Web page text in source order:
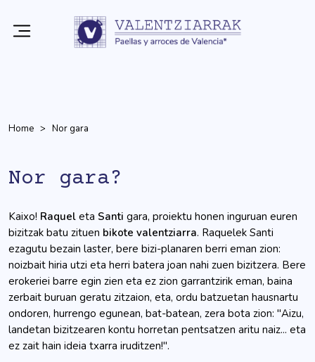
Home Nor gara
Nor gara?
Kaixo! Raquel eta Santi gara, proiektu honen inguruan euren
bizitzak batu zituen bikote valentziarra. Raquelek Santi
ezagutu bezain laster, bere bizi-planaren berri eman zion:
noizbait hiria utzi eta herri batera joan nahi zuen bizitzera. Bere
erokeriei barre egin zien eta ez zion garrantzirik eman, baina
zerbait buruan geratu zitzaion, eta, ordu batzuetan hausnartu
ondoren, hurrengo egunean, bat-batean, zera bota zion: "Aizu,
landetan bizitzearen kontu horretan pentsatzen aritu naiz... eta
ez zait hain ideia txarra iruditzen!".